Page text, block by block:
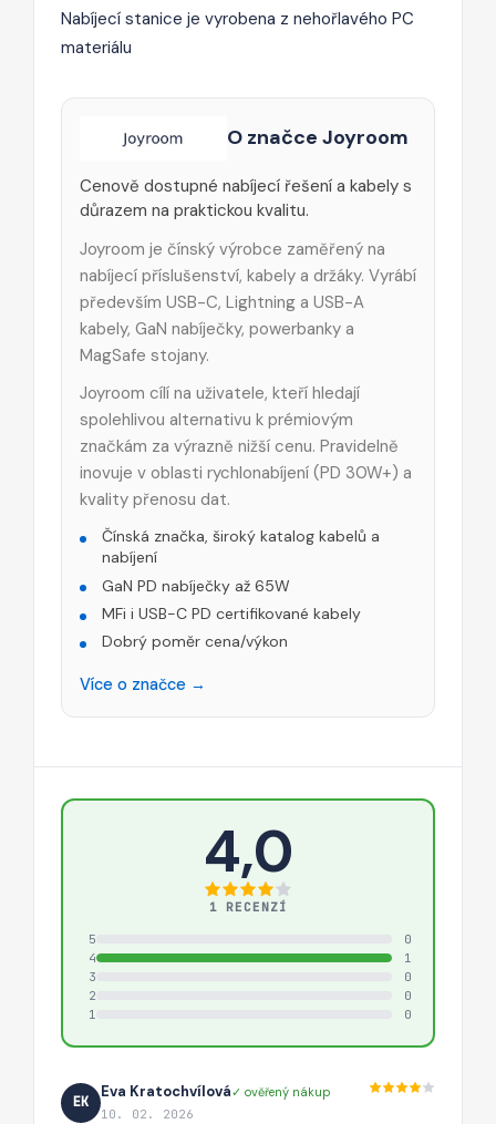
Nabíjecí stanice je vyrobena z nehořlavého PC
materiálu
O značce Joyroom
Cenově dostupné nabíjecí řešení a kabely s
důrazem na praktickou kvalitu.
Joyroom je čínský výrobce zaměřený na
nabíjecí příslušenství, kabely a držáky. Vyrábí
především USB-C, Lightning a USB-A
kabely, GaN nabíječky, powerbanky a
MagSafe stojany.
Joyroom cílí na uživatele, kteří hledají
spolehlivou alternativu k prémiovým
značkám za výrazně nižší cenu. Pravidelně
inovuje v oblasti rychlonabíjení (PD 30W+) a
kvality přenosu dat.
Čínská značka, široký katalog kabelů a
nabíjení
GaN PD nabíječky až 65W
MFi i USB-C PD certifikované kabely
Dobrý poměr cena/výkon
Více o značce →
4,0
1 RECENZÍ
5
0
4
1
3
0
2
0
1
0
EK
Eva Kratochvílová✓ ověřený nákup
10. 02. 2026